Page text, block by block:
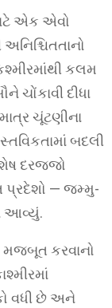
એક એવો
કલમ
ચોંકાવી દીધા
ચૂંટણીના
બદલી
દરજ્જો
પ્રદેશો — જમ્મુ-
આવ્યું.
મજબૂત કરવાનો
વધી છે અને